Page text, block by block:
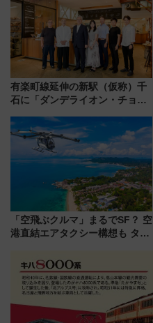
や伝統文化の特別コラボ
有楽町線延伸の新駅（仮称）千
石に「ダンデライオン・チョコ
1億円出資で挑む新時代のまちづ
くりとは？
「空飛ぶクルマ」まるでSF？ 空
港直結エアタクシー構想も タイ